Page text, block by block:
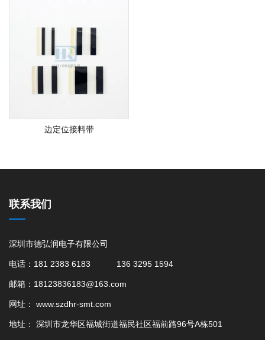
边定位接料带
联系我们
深圳市德弘润电子有限公司
电话：181 2383 6183 136 3295 1594
邮箱：18123836183@163.com
网址： www.szdhr-smt.com
地址： 深圳市龙华区福城街道福民社区福前路96号A栋501